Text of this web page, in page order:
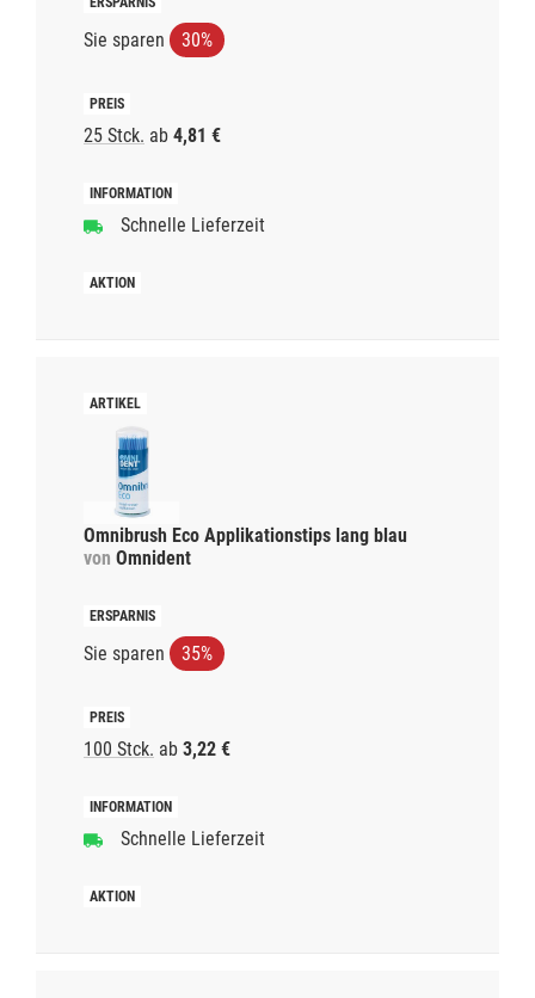
Sie sparen 30%
25 Stck. ab 4,81 €
Schnelle Lieferzeit
Omnibrush Eco Applikationstips lang blau
von Omnident
Sie sparen 35%
100 Stck. ab 3,22 €
Schnelle Lieferzeit